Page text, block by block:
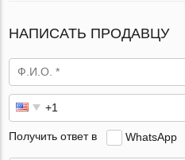
НАПИСАТЬ ПРОДАВЦУ
Получить ответ в WhatsApp